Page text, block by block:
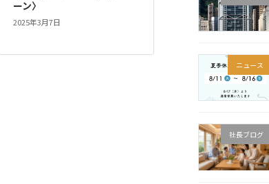
ーン〉
2025年3月7日
ニュース
社長ブログ